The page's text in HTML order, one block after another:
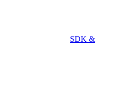
SDK &